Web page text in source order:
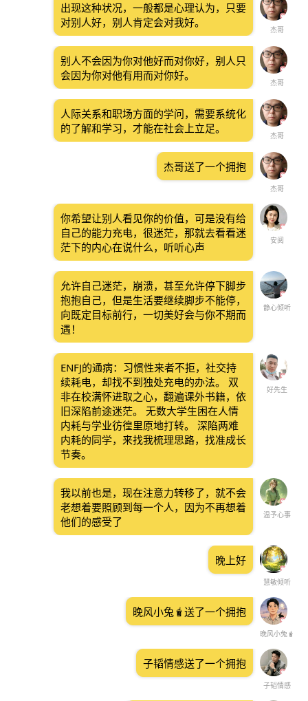
杰哥
出现这种状况，一般都是心理认为，只要
对别人好，别人肯定会对我好。
杰哥
别人不会因为你对他好而对你好，别人只
会因为你对他有用而对你好。
杰哥
人际关系和职场方面的学问，需要系统化
的了解和学习，才能在社会上立足。
杰哥
杰哥送了一个拥抱
安阅
你希望让别人看见你的价值，可是没有给
自己的能力充电，很迷茫，那就去看看迷
茫下的内心在说什么，听听心声
静心倾听
允许自己迷茫，崩溃，甚至允许停下脚步
抱抱自己，但是生活要继续脚步不能停，
向既定目标前行，一切美好会与你不期而
遇！
好先生
ENFJ的通病：习惯性来者不拒，社交持
续耗电，却找不到独处充电的办法。 双
非在校满怀进取之心，翻遍课外书籍，依
旧深陷前途迷茫。 无数大学生困在人情
内耗与学业彷徨里原地打转。 深陷两难
内耗的同学，来找我梳理思路，找准成长
节奏。
温予心事
我以前也是，现在注意力转移了，就不会
老想着要照顾到每一个人，因为不再想着
他们的感受了
慧敏倾听
晚上好
晚风小兔🧋
晚风小兔🧋送了一个拥抱
子韬情感
子韬情感送了一个拥抱